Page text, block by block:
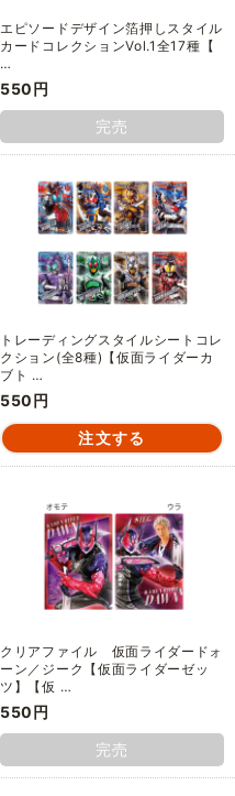
エピソードデザイン箔押しスタイル
カードコレクションVol.1全17種【
…
550円
完売
トレーディングスタイルシートコレ
クション(全8種)【仮面ライダーカ
ブト …
550円
クリアファイル 仮面ライダードォ
ーン／ジーク【仮面ライダーゼッ
ツ】【仮 …
550円
完売